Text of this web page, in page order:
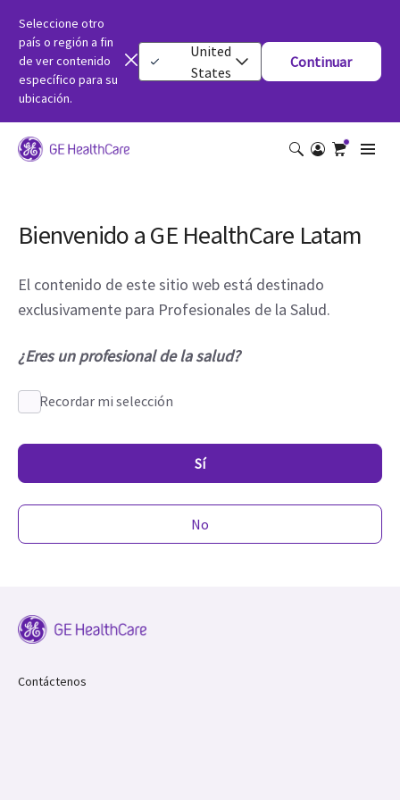
Seleccione otro
país o región a fin
de ver contenido
específico para su
ubicación.
United
States
Continuar
Bienvenido a GE HealthCare Latam
El contenido de este sitio web está destinado
exclusivamente para Profesionales de la Salud.
¿Eres un profesional de la salud?
Recordar mi selección
Sí
No
Contáctenos